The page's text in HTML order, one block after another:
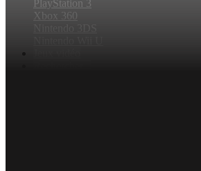
PlayStation 3
Xbox 360